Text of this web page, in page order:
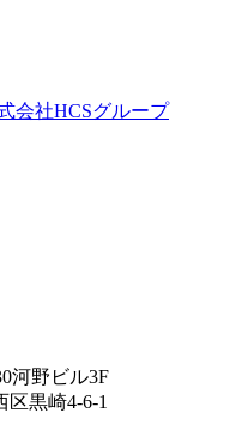
河野ビル3F
黒崎4-6-1